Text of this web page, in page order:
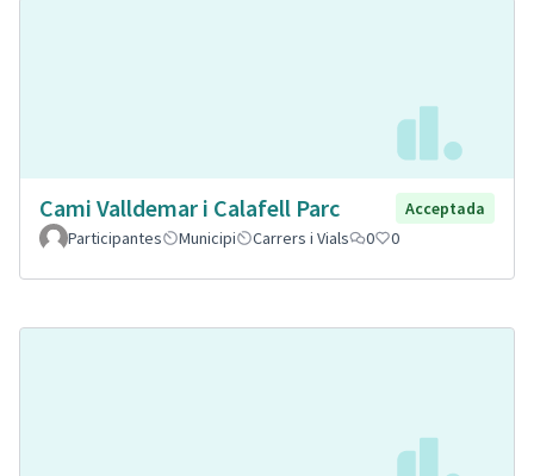
Cami Valldemar i Calafell Parc
Acceptada
Participantes
Municipi Carrers i Vials 0 0